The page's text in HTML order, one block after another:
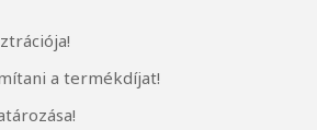
a termékdíjat!